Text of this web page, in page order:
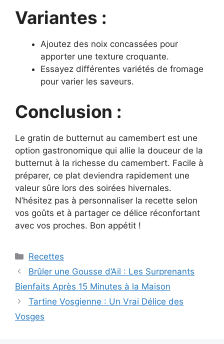
Variantes :
Ajoutez des noix concassées pour
apporter une texture croquante.
Essayez différentes variétés de fromage
pour varier les saveurs.
Conclusion :
Le gratin de butternut au camembert est une
option gastronomique qui allie la douceur de la
butternut à la richesse du camembert. Facile à
préparer, ce plat deviendra rapidement une
valeur sûre lors des soirées hivernales.
N’hésitez pas à personnaliser la recette selon
vos goûts et à partager ce délice réconfortant
avec vos proches. Bon appétit !
Categories
Recettes
Brûler une Gousse d’Ail : Les Surprenants
Bienfaits Après 15 Minutes à la Maison
Tartine Vosgienne : Un Vrai Délice des
Vosges